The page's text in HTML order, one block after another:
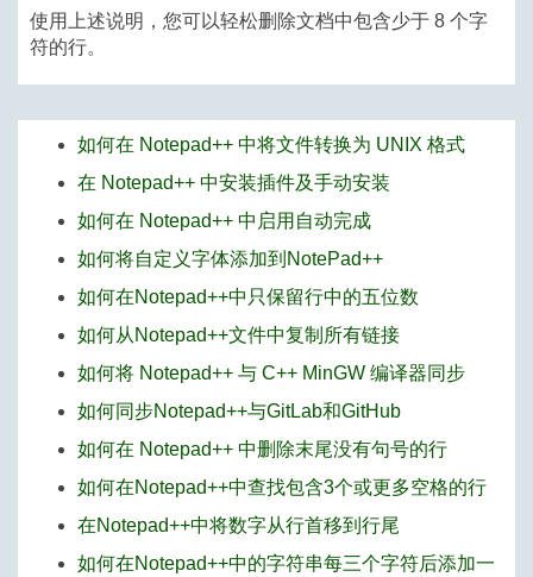
使用上述说明，您可以轻松删除文档中包含少于 8 个字
符的行。
如何在 Notepad++ 中将文件转换为 UNIX 格式
在 Notepad++ 中安装插件及手动安装
如何在 Notepad++ 中启用自动完成
如何将自定义字体添加到NotePad++
如何在Notepad++中只保留行中的五位数
如何从Notepad++文件中复制所有链接
如何将 Notepad++ 与 C++ MinGW 编译器同步
如何同步Notepad++与GitLab和GitHub
如何在 Notepad++ 中删除末尾没有句号的行
如何在Notepad++中查找包含3个或更多空格的行
在Notepad++中将数字从行首移到行尾
如何在Notepad++中的字符串每三个字符后添加一